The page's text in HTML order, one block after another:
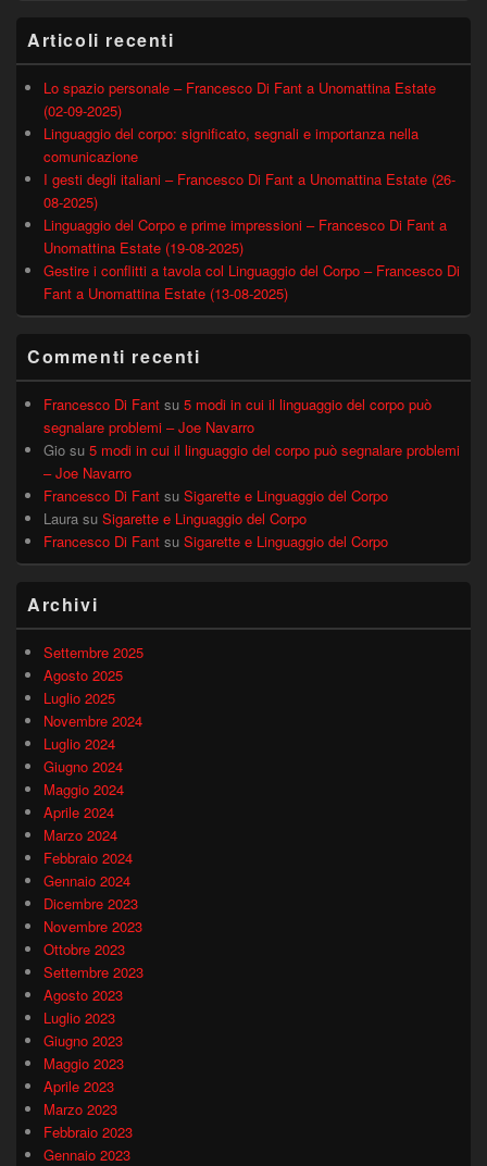
Articoli recenti
Lo spazio personale – Francesco Di Fant a Unomattina Estate
(02-09-2025)
Linguaggio del corpo: significato, segnali e importanza nella
comunicazione
I gesti degli italiani – Francesco Di Fant a Unomattina Estate (26-
08-2025)
Linguaggio del Corpo e prime impressioni – Francesco Di Fant a
Unomattina Estate (19-08-2025)
Gestire i conflitti a tavola col Linguaggio del Corpo – Francesco Di
Fant a Unomattina Estate (13-08-2025)
Commenti recenti
Francesco Di Fant su 5 modi in cui il linguaggio del corpo può
segnalare problemi – Joe Navarro
Gio su 5 modi in cui il linguaggio del corpo può segnalare problemi
– Joe Navarro
Francesco Di Fant su Sigarette e Linguaggio del Corpo
Laura su Sigarette e Linguaggio del Corpo
Francesco Di Fant su Sigarette e Linguaggio del Corpo
Archivi
Settembre 2025
Agosto 2025
Luglio 2025
Novembre 2024
Luglio 2024
Giugno 2024
Maggio 2024
Aprile 2024
Marzo 2024
Febbraio 2024
Gennaio 2024
Dicembre 2023
Novembre 2023
Ottobre 2023
Settembre 2023
Agosto 2023
Luglio 2023
Giugno 2023
Maggio 2023
Aprile 2023
Marzo 2023
Febbraio 2023
Gennaio 2023